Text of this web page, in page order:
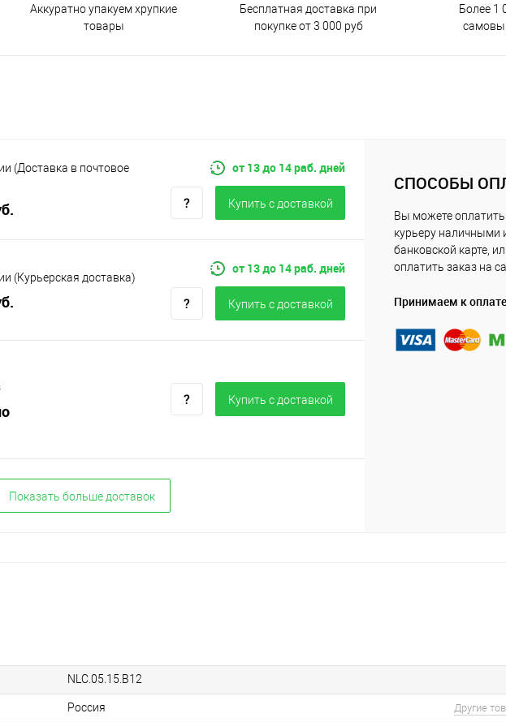
Аккуратно упакуем хрупкие
товары
Бесплатная доставка при
покупке от 3 000 руб
Более 1
(Доставка в почтовое
от 13 до 14 раб. дней
Купить c доставкой
(Курьерская доставка)
от 13 до 14 раб. дней
Купить c доставкой
Купить c доставкой
Показать больше доставок
СПОСОБЫ
Вы можете оплатить
курьеру наличными
банковской карте,
оплатить заказ на
Принимаем к оплате
NLC.05.15.B12
Россия Другие